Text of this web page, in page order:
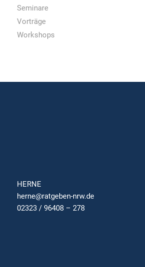
Seminare
Vorträge
Workshops
HERNE
herne@ratgeben-nrw.de
02323 / 96408 – 278